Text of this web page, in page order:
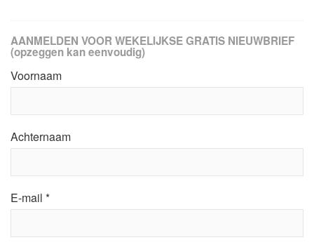
AANMELDEN VOOR WEKELIJKSE GRATIS NIEUWBRIEF
(opzeggen kan eenvoudig)
Voornaam
Achternaam
E-mail *